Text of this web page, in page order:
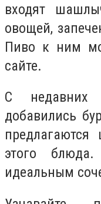
входят
овощей,
Пиво к ним
сайте.
С
добавились
этого
идеальным